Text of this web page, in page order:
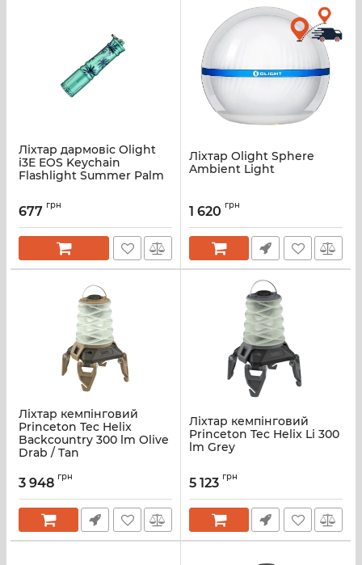
Ліхтар дармовіс Olight
i3E EOS Keychain
Flashlight Summer Palm
677 грн
Ліхтар Olight Sphere
Ambient Light
1 620 грн
Ліхтар кемпінговий
Princeton Tec Helix
Backcountry 300 lm Olive
Drab / Tan
3 948 грн
Ліхтар кемпінговий
Princeton Tec Helix Li 300
lm Grey
5 123 грн